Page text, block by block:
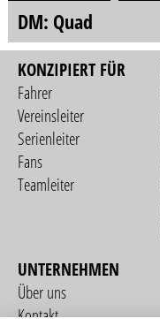
DM: Quad
KONZIPIERT FÜR
Fahrer
Vereinsleiter
Serienleiter
Fans
Teamleiter
UNTERNEHMEN
Über uns
Kontakt